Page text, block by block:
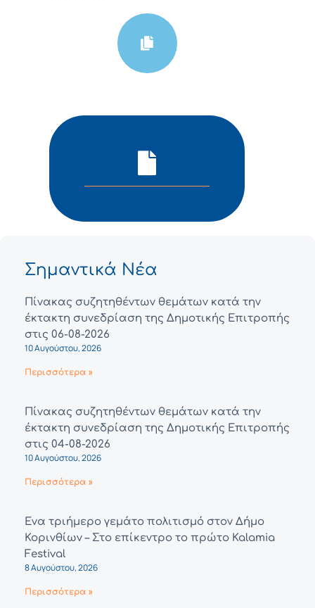
Σημαντικά Νέα
Πίνακας συζητηθέντων θεμάτων κατά την
έκτακτη συνεδρίαση της Δημοτικής Επιτροπής
στις 06-08-2026
10 Αυγούστου, 2026
Περισσότερα »
Πίνακας συζητηθέντων θεμάτων κατά την
έκτακτη συνεδρίαση της Δημοτικής Επιτροπής
στις 04-08-2026
10 Αυγούστου, 2026
Περισσότερα »
Ένα τριήμερο γεμάτο πολιτισμό στον Δήμο
Κορινθίων – Στο επίκεντρο το πρώτο Kalamia
Festival
8 Αυγούστου, 2026
Περισσότερα »